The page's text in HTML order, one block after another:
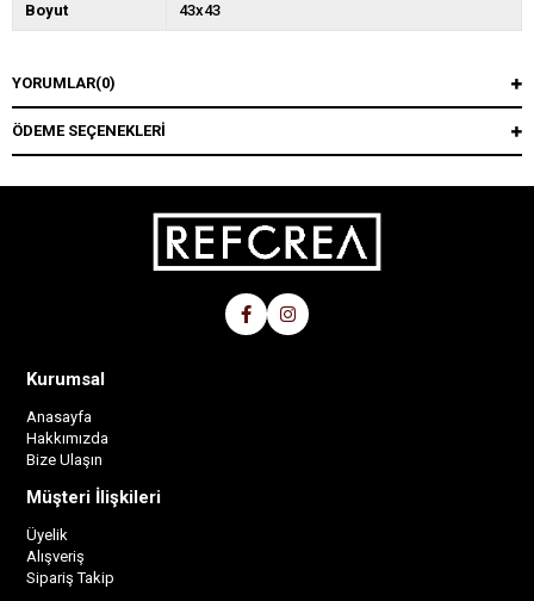
Boyut 43x43
YORUMLAR(0)
ÖDEME SEÇENEKLERI
Kurumsal
Anasayfa
Hakkımızda
Bize Ulaşın
Müşteri İlişkileri
Üyelik
Alışveriş
Sipariş Takip